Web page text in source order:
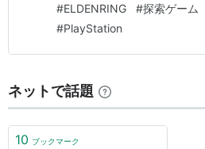
ります。 探索と発見の楽し
色そのものが次の目的になり
#ELDENRING #探索ゲーム
#PlayStation
ネットで話題
10 ブックマーク